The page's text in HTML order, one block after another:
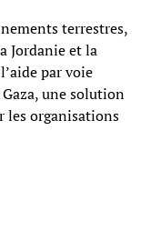
terrestres,
Jordanie et la
par voie
une solution
les organisations